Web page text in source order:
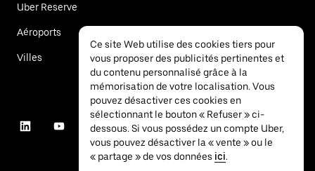
Uber Reserve
Aéroports
Villes
Ce site Web utilise des cookies tiers pour
vous proposer des publicités pertinentes et
du contenu personnalisé grâce à la
mémorisation de votre localisation. Vous
pouvez désactiver ces cookies en
sélectionnant le bouton « Refuser » ci-
dessous. Si vous possédez un compte Uber,
vous pouvez désactiver la « vente » ou le
« partage » de vos données ici.